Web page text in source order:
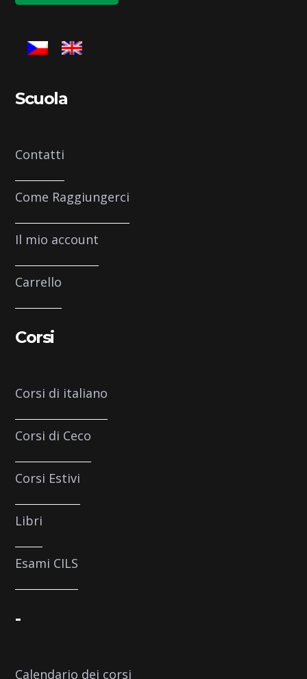
Scuola
Contatti
Come Raggiungerci
Il mio account
Carrello
Corsi
Corsi di italiano
Corsi di Ceco
Corsi Estivi
Libri
Esami CILS
-
Calendario dei corsi